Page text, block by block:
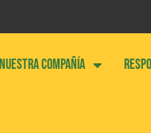
NUESTRA COMPAÑÍA